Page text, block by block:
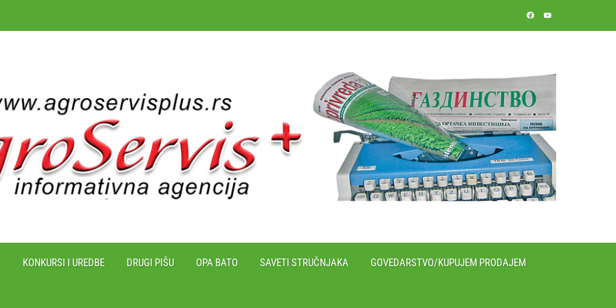
KONKURSI I UREDBE DRUGI PIŠU OPA BATO SAVETI STRUČNJAKA GOVEDARSTVO/KUPUJEM PRODAJEM